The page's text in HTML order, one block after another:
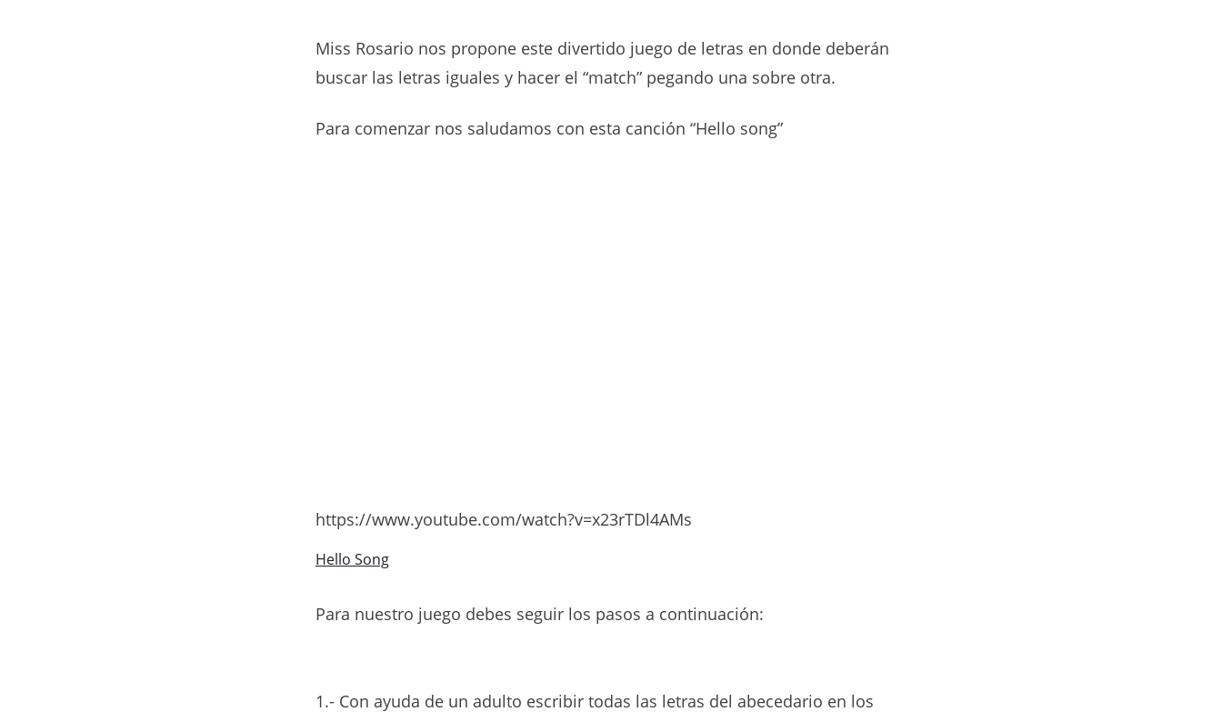
Miss Rosario nos propone este divertido juego de letras en donde deberán
buscar las letras iguales y hacer el “match” pegando una sobre otra.
Para comenzar nos saludamos con esta canción “Hello song”
https://www.youtube.com/watch?v=x23rTDl4AMs
Hello Song
Para nuestro juego debes seguir los pasos a continuación:
1.- Con ayuda de un adulto escribir todas las letras del abecedario en los